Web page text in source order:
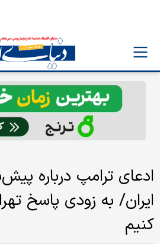
ادعای ترامپ درباره
ایران/ به زودی پاسخ
کنیم